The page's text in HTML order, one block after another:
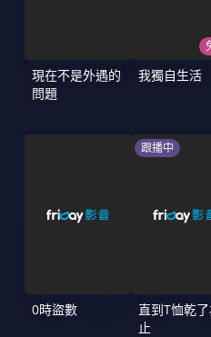
現在不是外遇的
問題
我獨自生活
0時盜數
跟播中
直到T恤乾
止